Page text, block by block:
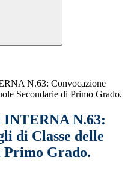
N.63: Convocazione
Secondarie di Primo Grado.
N.63:
di Classe delle
Primo Grado.